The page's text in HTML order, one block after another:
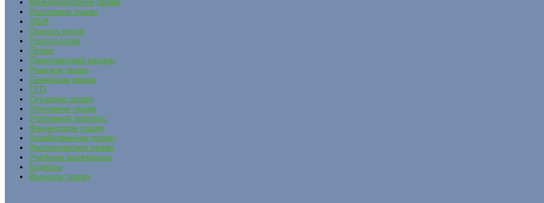
Налоговое право
ОБЖ
Охрана труда
Политология
Право
Прокурорский надзор
Римское право
Семейное право
ТГП
Трудовое право
Уголовное право
Уголовный процесс
Финансовое право
Хозяйственное право
Экологическое право
Учебные материалы
Кодексы
Военное право